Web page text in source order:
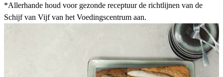
*Allerhande houd voor gezonde receptuur de richtlijnen van de
Schijf van Vijf van het Voedingscentrum aan.